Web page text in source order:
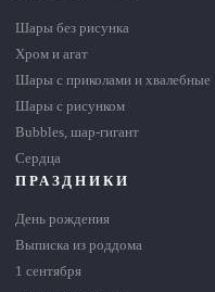
Шары без рисунка
Хром и агат
Шары с приколами и хвалебные
Шары с рисунком
Bubbles, шар-гигант
Сердца
ПРАЗДНИКИ
День рождения
Выписка из роддома
1 сентября